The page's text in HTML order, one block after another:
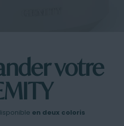
votre
en deux coloris